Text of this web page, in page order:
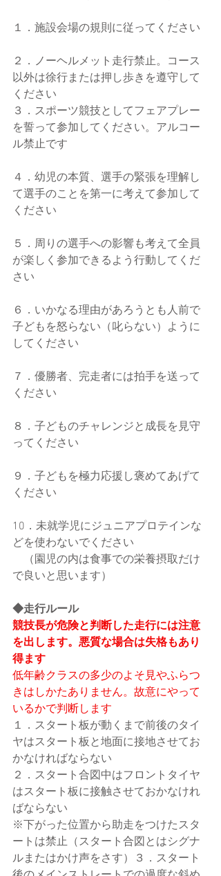
１．施設会場の規則に従ってください
２．ノーヘルメット走行禁止。コース
以外は徐行または押し歩きを遵守して
ください
３．​スポーツ競技としてフェアプレー
を誓って参加してください。アルコー
ル禁止です
４．幼児の本質、選手の緊張を理解し
て選手のことを第一に考えて参加して
ください
５．周りの選手への影響も考えて全員
が楽しく参加できるよう行動してくだ
さい
６．いかなる理由があろうとも人前で
子どもを怒らない（叱らない）ように
してください
７．優勝者、完走者には拍手を送って
ください
８．子どものチャレンジと成長を見守
ってください
９．子どもを極力応援し褒めてあげて
ください
10．未就学児にジュニアプロテインな
どを使わないでください
（園児の内は食事での栄養摂取だけ
で良いと思います）
◆走行ルール
競技長が危険と判断した走行には注意
を出します。悪質な場合は失格もあり
得ます
低年齢クラスの多少のよそ見やふらつ
きはしかたありません。故意にやって
いるかで判断します
１．スタート板が動くまで前後のタイ
ヤはスタート板と地面に接地させてお
かなければならない
２．スタート合図中はフロントタイヤ
はスタート板に接触させておかなけれ
ばならない
※下がった位置から助走をつけたスタ
ートは禁止（スタート合図とはシグナ
ルまたはかけ声をさす）３．スタート